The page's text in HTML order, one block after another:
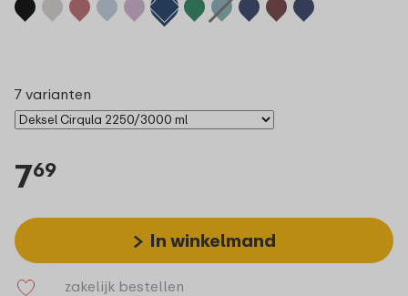
7 varianten
769
In winkelmand
zakelijk bestellen